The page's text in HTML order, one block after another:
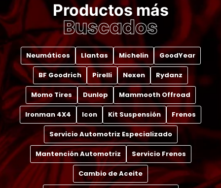
Productos más
Buscados
Neumáticos Llantas Michelin GoodYear
BF Goodrich Pirelli Nexen Rydanz
Momo Tires Dunlop Mammooth Offroad
Ironman 4X4 Icon Kit Suspensión Frenos
Servicio Automotriz Especializado
Mantención Automotriz Servicio Frenos
Cambio de Aceite